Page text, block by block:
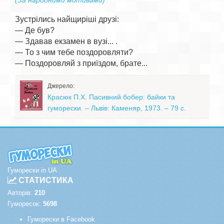
Зустрілись найщиріші друзі:
— Де був?
— Здавав екзамен в вузі... .
— То з чим тебе поздоровляти?
Джерело:
Красюк П.Х. Пасивний бобер: байки та
гуморески. – Львів: Каменяр, 1973. – 79 с.
Гуморески in UA
СТАТИСТИКА
Авторів: 210
Гуморесок: 5698
Гуморески в Facebook